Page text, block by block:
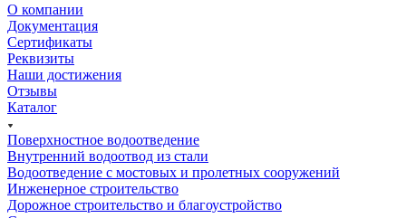
О компании
Документация
Сертификаты
Реквизиты
Наши достижения
Отзывы
Каталог
Поверхностное водоотведение
Внутренний водоотвод из стали
Водоотведение с мостовых и пролетных сооружений
Инженерное строительство
Дорожное строительство и благоустройство